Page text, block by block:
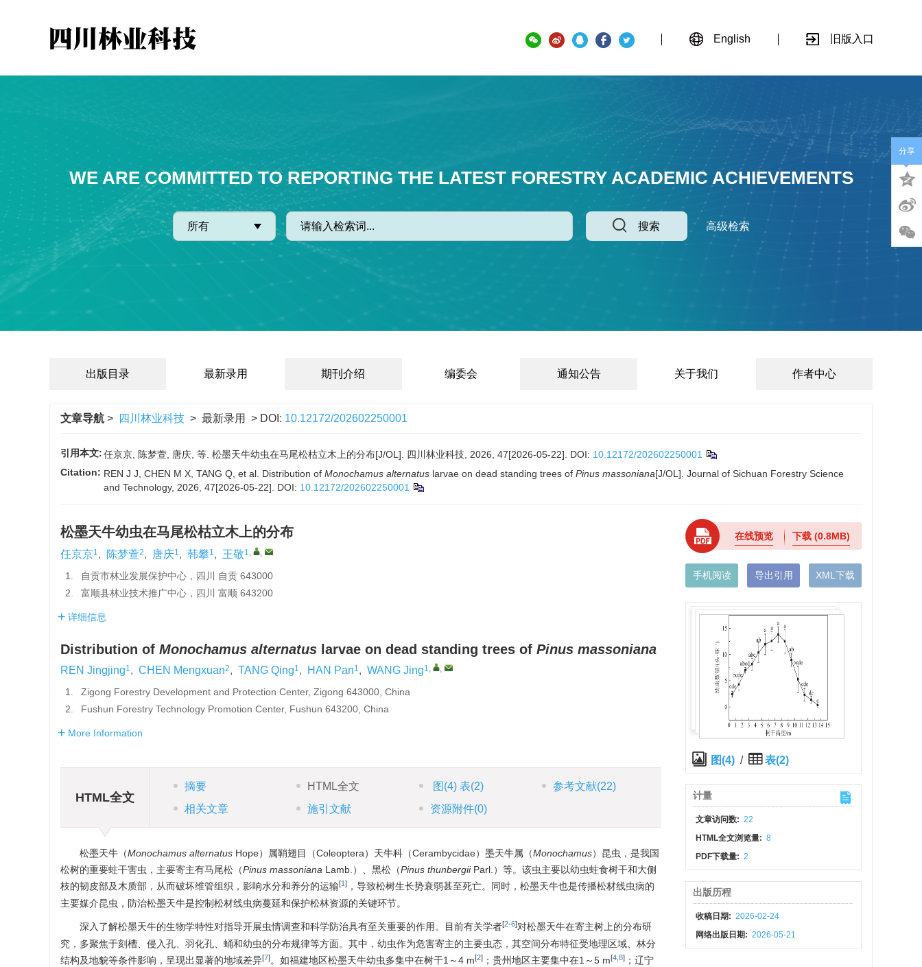
English 旧版入口
WE ARE COMMITTED TO REPORTING THE LATEST FORESTRY ACADEMIC ACHIEVEMENTS
搜索 高级检索
出版目录 最新录用 期刊介绍 编委会 通知公告 关于我们 作者中心
文章导航 > 四川林业科技 > 最新录用 > DOI: 10.12172/202602250001
引用本文:任京京, 陈梦萱, 唐庆, 等. 松墨天牛幼虫在马尾松枯立木上的分布[J/OL]. 四川林业科技, 2026, 47[2026-05-22]. DOI: 10.12172/202602250001
Citation: REN J J, CHEN M X, TANG Q, et al. Distribution of Monochamus alternatus larvae on dead standing trees of Pinus massoniana[J/OL]. Journal of Sichuan Forestry Science
and Technology, 2026, 47[2026-05-22].
DOI: 10.12172/202602250001
松墨天牛幼虫在马尾松枯立木上的分布
任京京1, 陈梦萱2, 唐庆1, 韩攀1, 王敬1, ,
1.
自贡市林业发展保护中心，四川 自贡 643000
2.
富顺县林业技术推广中心，四川 富顺 643200
详细信息
Distribution of Monochamus alternatus larvae on dead standing trees of Pinus massoniana
REN Jingjing1, CHEN Mengxuan2, TANG Qing1, HAN Pan1, WANG Jing1, ,
1.
Zigong Forestry Development and Protection Center, Zigong 643000, China
2.
Fushun Forestry Technology Promotion Center, Fushun 643200, China
More Information
HTML全文
摘要 HTML全文 图 (4) 表(2) 参考文献(22)
相关文章
施引文献 资源附件(0)
松墨天牛（Monochamus alternatus Hope）属鞘翅目（Coleoptera）天牛科（Cerambycidae）墨天牛属（Monochamus）昆虫，是我国
松树的重要蛀干害虫，主要寄主有马尾松（Pinus massoniana Lamb.）、黑松（Pinus thunbergiiParl.）等。该虫主要以幼虫蛀食树干和大侧
枝的韧皮部及木质部，从而破坏维管组织，影响水分和养分的运输[1] ，导致松树生长势衰弱甚至死亡。同时，松墨天牛也是传播松材线虫病的
主要媒介昆虫，防治松墨天牛是控制松材线虫病蔓延和保护松林资源的关键环节。
深入了解松墨天牛的生物学特性对指导开展虫情调查和科学防治具有至关重要的作用。目前有关学者[2-6]对松墨天牛在寄主树上的分布研
究，多聚焦于刻槽、侵入孔、羽化孔、蛹和幼虫的分布规律等方面。其中，幼虫作为危害寄主的主要虫态，其空间分布特征受地理区域、林分
结构及地貌等条件影响，呈现出显著的地域差异[7]。如福建地区松墨天牛幼虫多集中在树干1～4 m[2] ；贵州地区主要集中在1～5 m[4 8] ；辽宁
在线预览 下载(0.8MB)
手机阅读 导出引用 XML下载
图(4) / 表(2)
计量
文章访问数: 22
HTML全文浏览量: 8
PDF下载量: 2
出版历程
收稿日期: 2026-02-24
网络出版日期: 2026-05-21
分享